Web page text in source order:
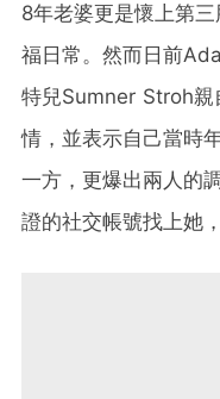
8年老婆更是懷上第
福日常。然而日前
特兒Sumner Stroh親
情，並表示自己當時
一方，更爆出兩人的
證的社交帳號找上她